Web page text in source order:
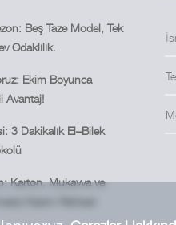
Beş Taze Model, Tek
Odaklılık.
Ekim Boyunca
Avantaj!
3 Dakikalık El–Bilek
Karton, Mukavva ve